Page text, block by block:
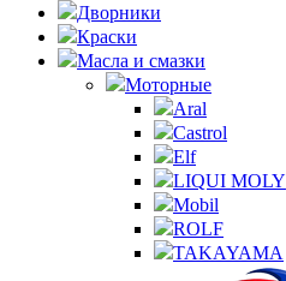
Дворники
Краски
Масла и смазки
Моторные
Aral
Castrol
Elf
LIQUI MOLY
Mobil
ROLF
TAKAYAMA